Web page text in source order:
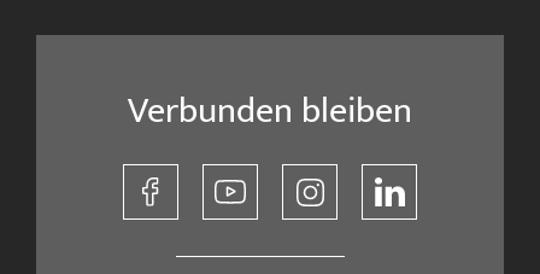
Verbunden bleiben